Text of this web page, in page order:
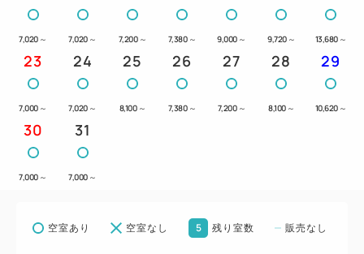
7,020 ～ 7,020 ～ 7,200 ～ 7,380 ～ 9,000 ～ 9,720 ～ 13,680 ～
23
7,000 ～
24
7,020 ～
25
8,100 ～
26
7,380 ～
27
7,200 ～
28
8,100 ～
29
10,620 ～
30
7,000 ～
31
7,000 ～
空室あり 空室なし 5 残り室数 販売なし